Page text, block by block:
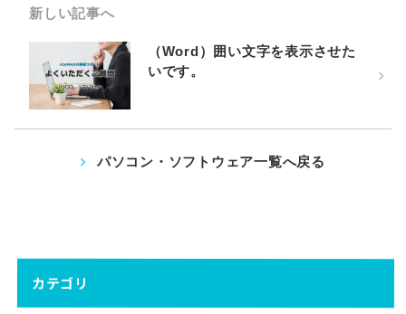
新しい記事へ
（Word）囲い文字を表示させた
いです。
パソコン・ソフトウェア一覧へ戻る
カテゴリ